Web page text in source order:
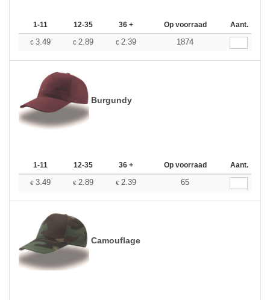
1-11 12-35 36 + Op voorraad Aant.
€ 3.49 € 2.89 € 2.39 1874
Burgundy
1-11 12-35 36 + Op voorraad Aant.
€ 3.49 € 2.89 € 2.39 65
Camouflage